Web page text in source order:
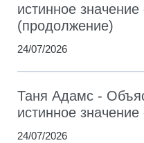
истинное
(продолжение)
24/07/2026
Таня Адамс -
истинное
24/07/2026